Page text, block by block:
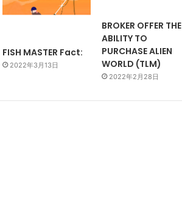
FISH MASTER Fact:
2022年3月13日
BROKER OFFER THE
ABILITY TO
PURCHASE ALIEN
WORLD (TLM)
2022年2月28日